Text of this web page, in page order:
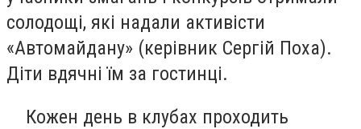
солодощі, які надали активісти
«Автомайдану» (керівник Сергій Поха).
Діти вдячні їм за гостинці.
Кожен день в клубах проходить